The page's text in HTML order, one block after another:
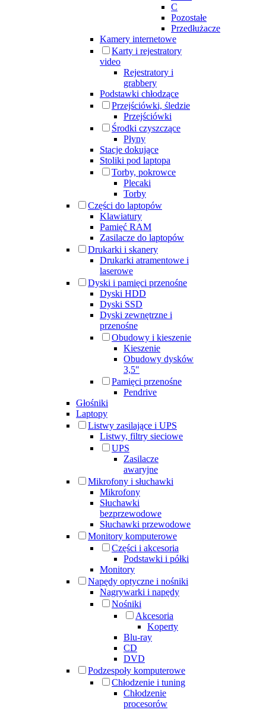
C
Pozostałe
Przedłużacze
Kamery internetowe
Karty i rejestratory
video
Rejestratory i
grabbery
Podstawki chłodzące
Przejściówki, śledzie
Przejściówki
Środki czyszczące
Płyny
Stacje dokujące
Stoliki pod laptopa
Torby, pokrowce
Plecaki
Torby
Części do laptopów
Klawiatury
Pamięć RAM
Zasilacze do laptopów
Drukarki i skanery
Drukarki atramentowe i
laserowe
Dyski i pamięci przenośne
Dyski HDD
Dyski SSD
Dyski zewnętrzne i
przenośne
Obudowy i kieszenie
Kieszenie
Obudowy dysków
3,5"
Pamięci przenośne
Pendrive
Głośniki
Laptopy
Listwy zasilające i UPS
Listwy, filtry sieciowe
UPS
Zasilacze
awaryjne
Mikrofony i słuchawki
Mikrofony
Słuchawki
bezprzewodowe
Słuchawki przewodowe
Monitory komputerowe
Części i akcesoria
Podstawki i półki
Monitory
Napędy optyczne i nośniki
Nagrywarki i napędy
Nośniki
Akcesoria
Koperty
Blu-ray
CD
DVD
Podzespoły komputerowe
Chłodzenie i tuning
Chłodzenie
procesorów